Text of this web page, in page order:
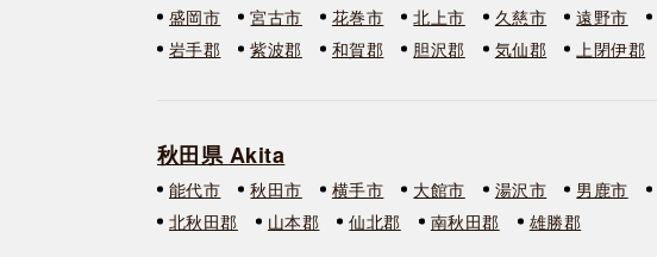
盛岡市 宮古市 花巻市 北上市 久慈市 遠野市
岩手郡
紫波郡 和賀郡 胆沢郡 気仙郡 上閉伊郡
秋田県 Akita
能代市 秋田市 横手市 大館市 湯沢市 男鹿市
北秋田郡
山本郡 仙北郡 南秋田郡 雄勝郡